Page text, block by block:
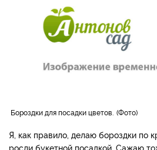
Бороздки для посадки цветов. Фото
Я, как правило, делаю бороздки по
росли букетной посадкой. Сажаю